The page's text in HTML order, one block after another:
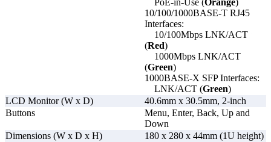
доступа или другое PoE-устройство перестаёт отвечать
либо передавать данные, коммутатор автоматически
выполняет перезапуск питания соответствующего порта.
Это позволяет восстановить работу оборудования без
участия оператора и значительно снижает затраты на
является оптимальным решением для
стандартных сетевых задач, тогда как серия PSW
рекомендуется для критически важных систем, где
требуется максимальная непрерывность работы
подключённых PoE-устройств.
PoE-in-Use (Orange)
10/100/1000BASE-T RJ45
Interfaces:
10/100Mbps LNK/ACT
(Red)
1000Mbps LNK/ACT
(Green)
1000BASE-X SFP Interfaces:
LNK/ACT (Green)
LCD Monitor (W x D)
40.6mm x 30.5mm, 2-inch
Buttons
Menu, Enter, Back, Up and
Down
Dimensions (W x D x H)
180 x 280 x 44mm (1U height)